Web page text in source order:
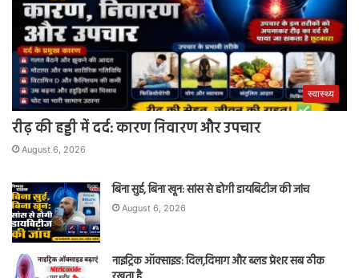
स्वास्थ्य
रीढ़ की हड्डी में दर्द: कारण निवारण और उपचार
August 6, 2026
बिना सुई, बिना खून: सांस से होगी डायबिटीज की जांच
August 6, 2026
नाइट्रिक ऑक्साइड: दिल,दिमाग और ब्लड प्रेशर सब ठीक